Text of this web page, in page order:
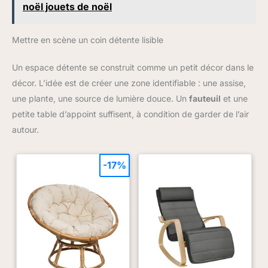
noël jouets de noël
Mettre en scène un coin détente lisible
Un espace détente se construit comme un petit décor dans le
décor. L’idée est de créer une zone identifiable : une assise,
une plante, une source de lumière douce. Un fauteuil et une
petite table d’appoint suffisent, à condition de garder de l’air
autour.
-17%